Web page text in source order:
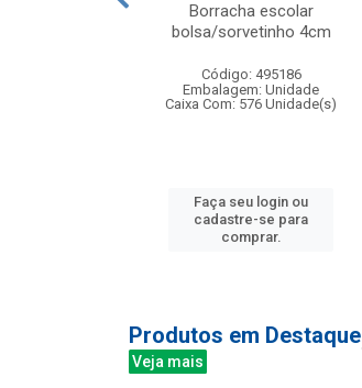
Borracha escolar
bolsa/sorvetinho 4cm
Código: 495186
Embalagem: Unidade
Caixa Com: 576 Unidade(s)
Faça seu login ou
cadastre-se para
comprar.
Produtos em Destaque
Veja mais